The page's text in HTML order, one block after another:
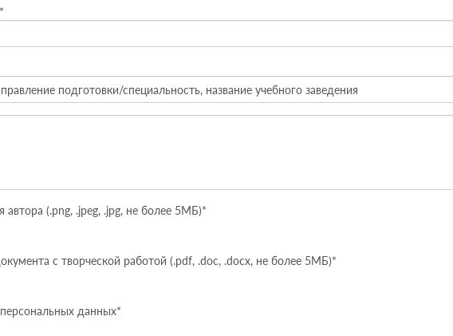
автора (.png, .jpeg, .jpg, не более 5МБ)*
с творческой работой (.pdf, .doc, .docx, не более 5МБ)*
данных*